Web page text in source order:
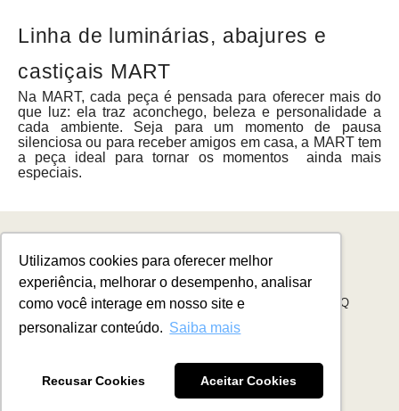
Utilizamos cookies para oferecer melhor
experiência, melhorar o desempenho, analisar
como você interage em nosso site e
personalizar conteúdo. Saiba mais
Recusar Cookies Aceitar Cookies
Linha de luminárias, abajures e
castiçais MART
Na MART, cada peça é pensada para oferecer mais do
que luz: ela traz aconchego, beleza e personalidade a
cada ambiente. Seja para um momento de pausa
silenciosa ou para receber amigos em casa, a MART tem
a peça ideal para tornar os momentos ainda mais
especiais.
REVENDERSACCONTATOCLICA E RESOLVE
CENTRAL DE SOLUÇÕESPORTAL BOLETOS FAQ